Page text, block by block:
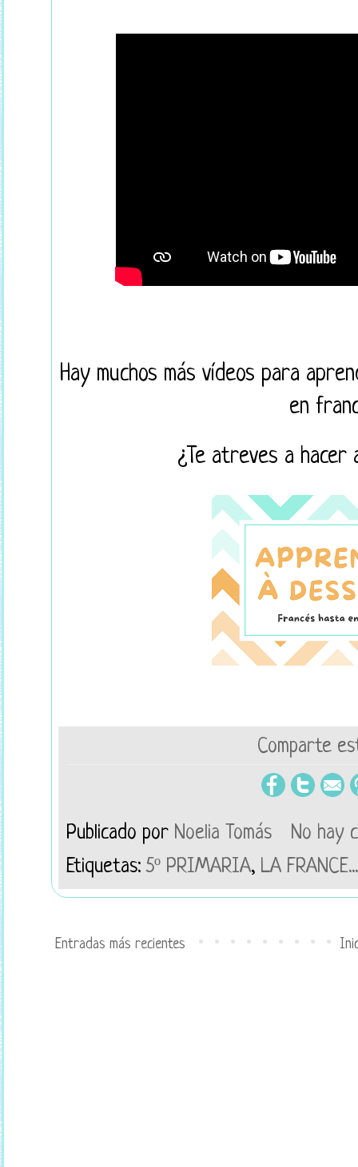
Hay muchos más vídeos para
en
¿Te atreves a hacer
Comparte
Publicado por Noelia Tomás
No hay
Etiquetas:5º PRIMARIA, LA
Entradas más recientes